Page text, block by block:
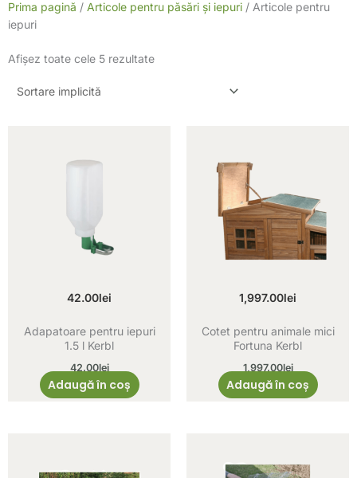
Prima pagină / Articole pentru păsări și iepuri / Articole pentru
iepuri
Afișez toate cele 5 rezultate
42.00lei
Adapatoare pentru iepuri
1.5 l Kerbl
42.00lei
Adaugă în coș
1,997.00lei
Cotet pentru animale mici
Fortuna Kerbl
1,997.00lei
Adaugă în coș